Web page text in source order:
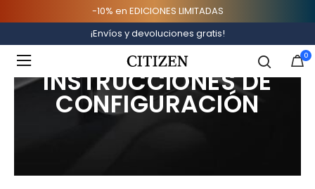
-10% en EDICIONES LIMITADAS
¡Envíos y devoluciones gratis!
0
SOPORTE AL CLIENTE
INSTRUCCIONES DE
CONFIGURACIÓN
Manage Wishlist